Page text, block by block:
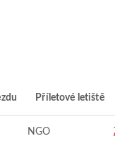
Příletové letiště
NGO